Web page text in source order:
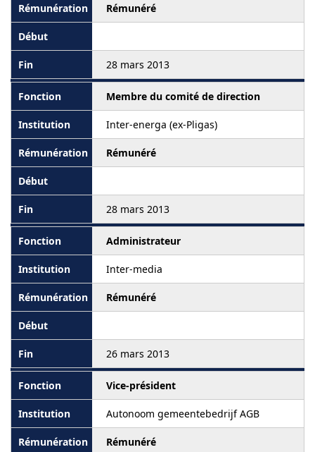
Rémunéré
28 mars 2013
Membre du comité de direction
Inter-energa (ex-Pligas)
Rémunéré
28 mars 2013
Administrateur
Inter-media
Rémunéré
26 mars 2013
Vice-président
Autonoom gemeentebedrijf AGB
Rémunéré